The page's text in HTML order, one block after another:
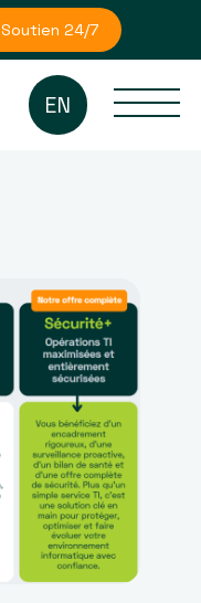
Soutien 24/7
EN